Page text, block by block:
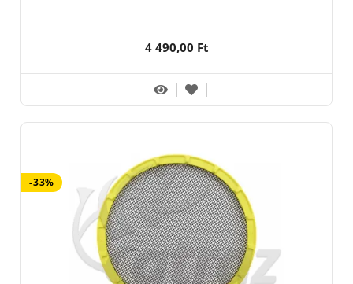
4 490,00 Ft
-33%